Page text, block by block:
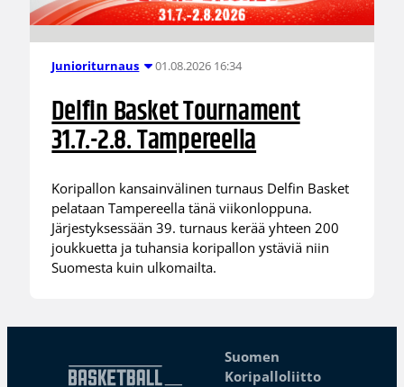
Junioriturnaus 01.08.2026 16:34
Delfin Basket Tournament
31.7.-2.8. Tampereella
Koripallon kansainvälinen turnaus Delfin Basket
pelataan Tampereella tänä viikonloppuna.
Järjestyksessään 39. turnaus kerää yhteen 200
joukkuetta ja tuhansia koripallon ystäviä niin
Suomesta kuin ulkomailta.
Suomen
Koripalloliitto